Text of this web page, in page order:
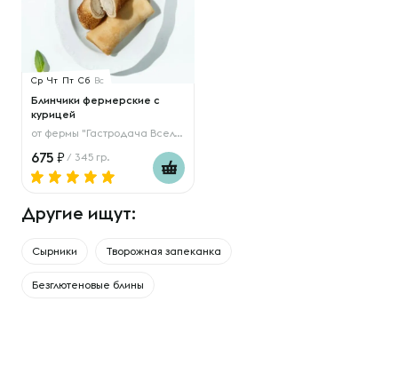
Ср Чт Пт Сб Вс
Блинчики фермерские с
курицей
от фермы "Гастродача Вселуг"
675 / 345 гр.
Другие ищут:
Сырники Творожная запеканка
Безглютеновые блины